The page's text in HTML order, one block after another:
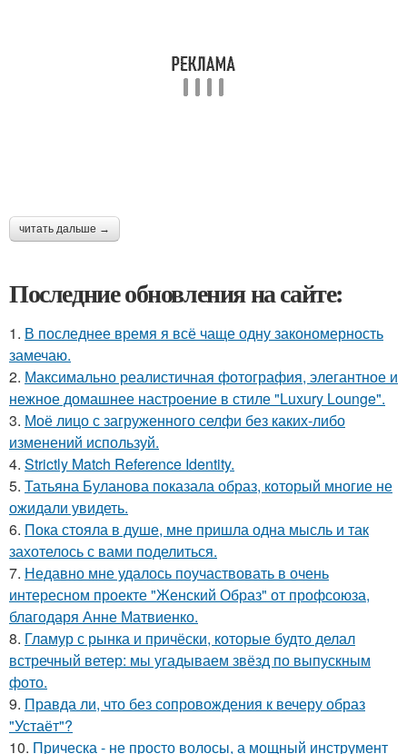
читать дальше →
Последние обновления на сайте:
1. В последнее время я всё чаще одну закономерность
замечаю.
2. Максимально реалистичная фотография, элегантное и
нежное домашнее настроение в стиле "Luxury Lounge".
3. Моё лицо с загруженного селфи без каких-либо
изменений используй.
4. Strictly Match Reference Identity.
5. Татьяна Буланова показала образ, который многие не
ожидали увидеть.
6. Пока стояла в душе, мне пришла одна мысль и так
захотелось с вами поделиться.
7. Недавно мне удалось поучаствовать в очень
интересном проекте "Женский Образ" от профсоюза,
благодаря Анне Матвиенко.
8. Гламур с рынка и причёски, которые будто делал
встречный ветер: мы угадываем звёзд по выпускным
фото.
9. Правда ли, что без сопровождения к вечеру образ
"Устаёт"?
10. Прическа - не просто волосы, а мощный инструмент